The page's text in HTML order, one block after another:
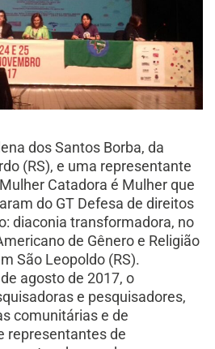
dos Santos Borba, da
(RS), e uma representante
Catadora é Mulher que
do GT Defesa de direitos
diaconia transformadora, no
de Gênero e Religião
São Leopoldo (RS).
agosto de 2017, o
e pesquisadores,
comunitárias e de
representantes de